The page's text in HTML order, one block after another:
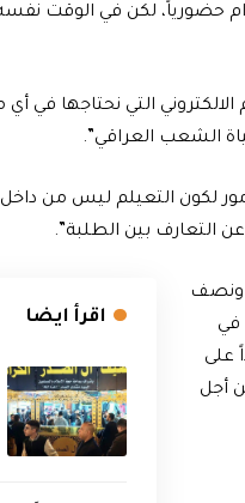
لكن في الوقت نفسه
التي نحتاجها في
الشعب العراقي”.
لكون التعيلم ليس من
التعارف بين الطلبة”.
اقرأ ايضا
ونصف
في
على
أجل